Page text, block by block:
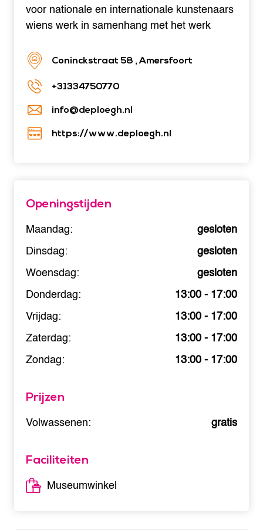
voor nationale en internationale kunstenaars
wiens werk in samenhang met het werk
Coninckstraat 58 , Amersfoort
+31334750770
info@deploegh.nl
https://www.deploegh.nl
Openingstijden
Maandag:
gesloten
Dinsdag:
gesloten
Woensdag:
gesloten
Donderdag:
13:00 - 17:00
Vrijdag:
13:00 - 17:00
Zaterdag:
13:00 - 17:00
Zondag:
13:00 - 17:00
Prijzen
Volwassenen: gratis
Faciliteiten
Museumwinkel